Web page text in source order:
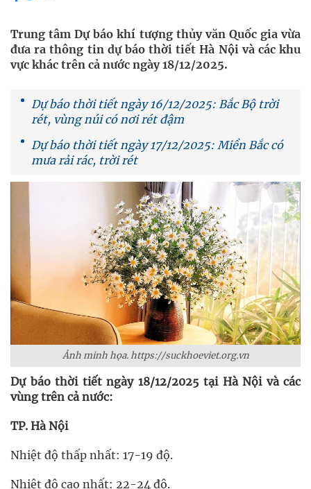
Trung tâm Dự báo khí tượng thủy văn Quốc gia vừa
đưa ra thông tin dự báo thời tiết Hà Nội và các khu
vực khác trên cả nước ngày 18/12/2025.
Dự báo thời tiết ngày 16/12/2025: Bắc Bộ trời
rét, vùng núi có nơi rét đậm
Dự báo thời tiết ngày 17/12/2025: Miền Bắc có
mưa rải rác, trời rét
Ảnh minh họa. https://suckhoeviet.org.vn
Dự báo thời tiết ngày 18/12/2025 tại Hà Nội và các
vùng trên cả nước:
TP. Hà Nội
Nhiệt độ thấp nhất: 17-19 độ.
Nhiệt độ cao nhất: 22-24 độ.